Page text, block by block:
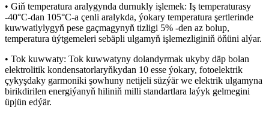
• Giň temperatura aralygynda durnukly işlemek: Iş temperaturasy
-40°C-dan 105°C-a çenli aralykda, ýokary temperatura şertlerinde
kuwwatlylygyň pese gaçmagynyň tizligi 5% -den az bolup,
temperatura üýtgemeleri sebäpli ulgamyň işlemezliginiň öňüni alýar.
• Tok kuwwaty: Tok kuwwatyny dolandyrmak ukyby däp bolan
elektrolitik kondensatorlaryňkydan 10 esse ýokary, fotoelektrik
çykyşdaky garmoniki şowhuny netijeli süzýär we elektrik ulgamyna
birikdirilen energiýanyň hiliniň milli standartlara laýyk gelmegini
üpjün edýär.